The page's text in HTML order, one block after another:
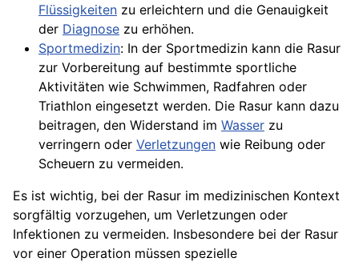
Flüssigkeiten zu erleichtern und die Genauigkeit
der Diagnose zu erhöhen.
Sportmedizin: In der Sportmedizin kann die Rasur
zur Vorbereitung auf bestimmte sportliche
Aktivitäten wie Schwimmen, Radfahren oder
Triathlon eingesetzt werden. Die Rasur kann dazu
beitragen, den Widerstand im Wasser zu
verringern oder Verletzungen wie Reibung oder
Scheuern zu vermeiden.
Es ist wichtig, bei der Rasur im medizinischen Kontext
sorgfältig vorzugehen, um Verletzungen oder
Infektionen zu vermeiden. Insbesondere bei der Rasur
vor einer Operation müssen spezielle